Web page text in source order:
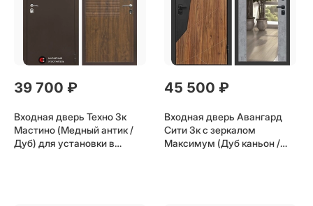
39 700 ₽
Входная дверь Техно 3к
Мастино (Медный антик /
Дуб) для установки в
45 500 ₽
Входная дверь Авангард
Сити 3к с зеркалом
Максимум (Дуб каньон /